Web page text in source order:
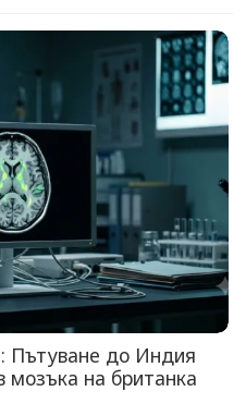
Пътуване до Индия
мозъка на британка